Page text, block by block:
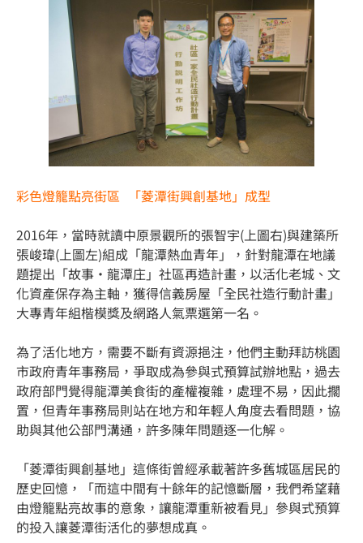
彩色燈籠點亮街區 「菱潭街興創基地」成型
2016年，當時就讀中原景觀所的張智宇(上圖右)與建築所
張峻瑋(上圖左)組成「龍潭熱血青年」，針對龍潭在地議
題提出「故事‧龍潭庄」社區再造計畫，以活化老城、文
化資產保存為主軸，獲得信義房屋「全民社造行動計畫」
大專青年組楷模獎及網路人氣票選第一名。
為了活化地方，需要不斷有資源挹注，他們主動拜訪桃園
市政府青年事務局，爭取成為參與式預算試辦地點，過去
政府部門覺得龍潭美食街的產權複雜，處理不易，因此擱
置，但青年事務局則站在地方和年輕人角度去看問題，協
助與其他公部門溝通，許多陳年問題逐一化解。
「菱潭街興創基地」這條街曾經承載著許多舊城區居民的
歷史回憶，「而這中間有十餘年的記憶斷層，我們希望藉
由燈籠點亮故事的意象，讓龍潭重新被看見」參與式預算
的投入讓菱潭街活化的夢想成真。